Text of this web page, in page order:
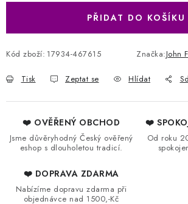
PŘIDAT DO KOŠÍKU
Kód zboží: 17934-467615 Značka:John
Tisk Zeptat se Hlídat
❤️ OVĚŘENÝ OBCHOD
Jsme důvěryhodný Český ověřený
eshop s dlouholetou tradicí.
❤️
Od roku
❤️ DOPRAVA ZDARMA
Nabízíme dopravu zdarma při
objednávce nad 1500,-Kč